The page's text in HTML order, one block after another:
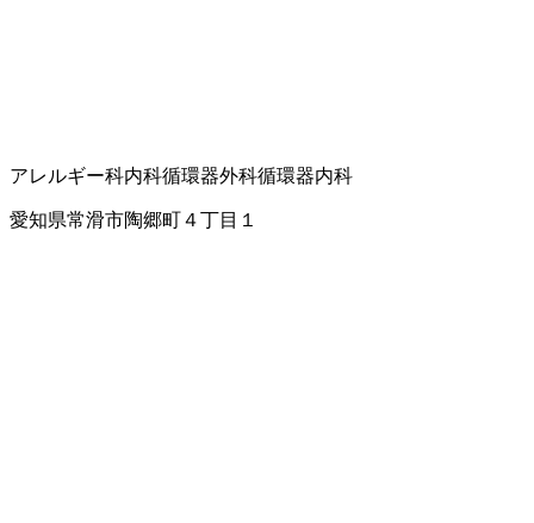
アレルギー科内科循環器外科循環器内科
愛知県常滑市陶郷町４丁目１